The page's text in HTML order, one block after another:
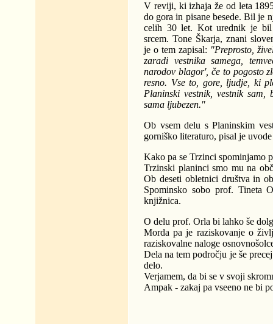
V reviji, ki izhaja že od leta
do gora in pisane besede. Bil je
celih 30 let. Kot urednik je
srcem. Tone Škarja, znani
je o tem zapisal: "Preprosto,
zaradi vestnika samega,
narodov blagor', če to pogosto
resno. Vse to, gore, ljudje, ki
Planinski vestnik, vestnik
sama ljubezen."
Ob vsem delu s Planinskim
gorniško literaturo, pisal je
Kako pa se Trzinci spominjamo
Trzinski planinci smo mu na
Ob deseti obletnici društva in
Spominsko sobo prof. Tineta
knjižnica.
O delu prof. Orla bi lahko še
Morda pa je raziskovanje o
raziskovalne naloge
Dela na tem področju je še
delo.
Verjamem, da bi se v svoji
Ampak - zakaj pa vseeno ne bi